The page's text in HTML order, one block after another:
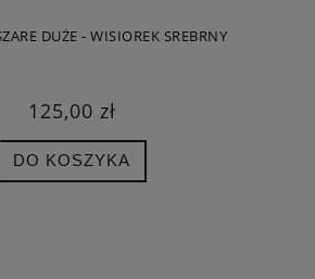
DUŻE - WISIOREK SREBRNY
125,00 zł
DO KOSZYKA